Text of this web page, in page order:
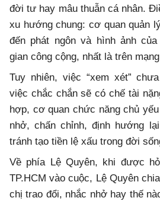
đời tư hay mâu thuẫn cá nhân.
xu hướng chung: cơ quan quản
đến phát ngôn và hình ảnh
gian công cộng, nhất là trên
Tuy nhiên, việc “xem xét”
việc chắc chắn sẽ có chế tài
hợp, cơ quan chức năng chủ
nhở, chấn chỉnh, định hướng
tránh tạo tiền lệ xấu trong đời
Về phía Lệ Quyên, khi được
TP.HCM vào cuộc, Lệ Quyên
chị trao đổi, nhắc nhở hay thế